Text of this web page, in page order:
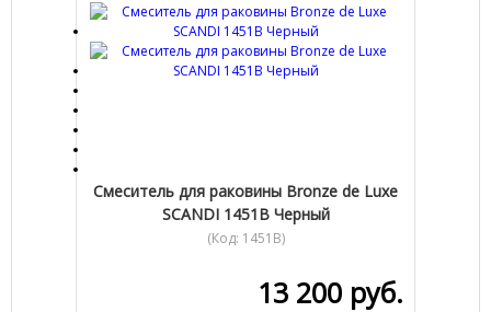
Cмеситель для раковины Bronze de Luxe
SCANDI 1451B Черный
(Код: 1451B)
13 200 руб.